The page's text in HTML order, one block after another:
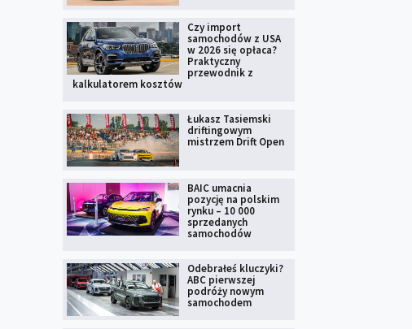
Czy import
samochodów z USA
w 2026 się opłaca?
Praktyczny
przewodnik z
kalkulatorem kosztów
Łukasz Tasiemski
driftingowym
mistrzem Drift Open
BAIC umacnia
pozycję na polskim
rynku – 10 000
sprzedanych
samochodów
Odebrałeś kluczyki?
ABC pierwszej
podróży nowym
samochodem